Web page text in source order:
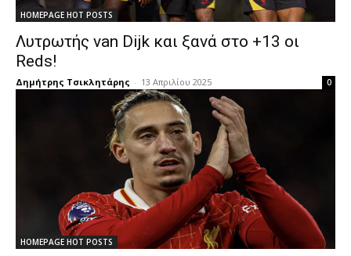
HOMEPAGE HOT POSTS
Λυτρωτής van Dijk και ξανά στο +13 οι
Reds!
Δημήτρης Τσικλητάρης - 13 Απριλίου 2025 0
HOMEPAGE HOT POSTS